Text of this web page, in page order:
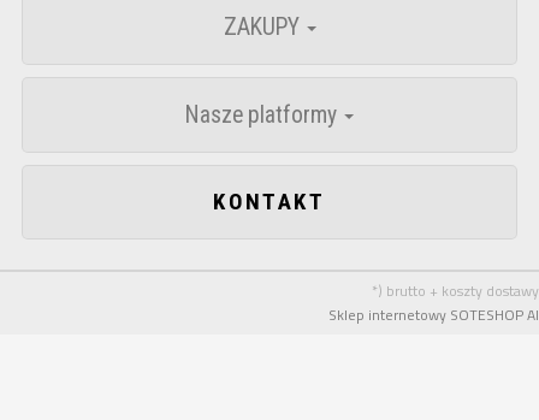
ZAKUPY
Nasze platformy
KONTAKT
*) brutto + koszty dostawy
Sklep internetowy SOTESHOP AI